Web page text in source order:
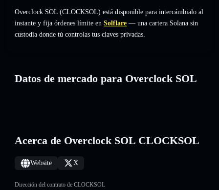
Overclock SOL (CLOCKSOL) está disponible para intercámbialo al
instante y fija órdenes límite en Solflare — una cartera Solana sin
custodia donde tú controlas tus claves privadas.
Datos de mercado para Overclock SOL
Acerca de Overclock SOL CLOCKSOL
Website X
Dirección del contrato de CLOCKSOL